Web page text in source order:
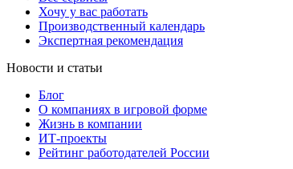
Хочу у вас работать
Производственный календарь
Экспертная рекомендация
Новости и статьи
Блог
О компаниях в игровой форме
Жизнь в компании
ИТ-проекты
Рейтинг работодателей России